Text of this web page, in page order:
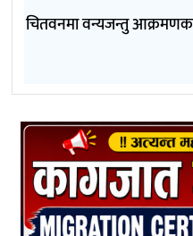
चितवनमा वन्यजन्तु आक्रमणका